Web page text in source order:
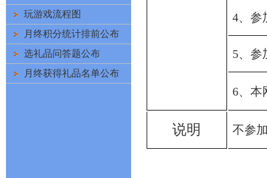
玩游戏流程图
月终积分统计排前公布
选礼品问答题公布
月终获得礼品名单公布
4、参
5、参
6、本
说明 不参